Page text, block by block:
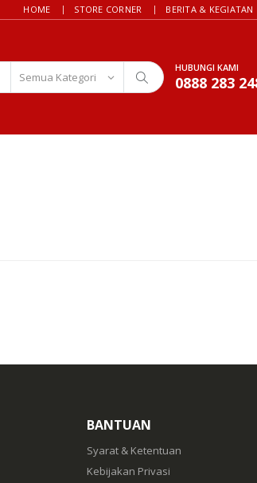
HOME STORE CORNER BERITA & KEGIATAN
HUBUNGI KAMI
0888 283
BANTUAN
Syarat & Ketentuan
Kebijakan Privasi